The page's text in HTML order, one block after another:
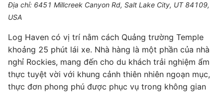
Địa chỉ: 6451 Millcreek Canyon Rd, Salt Lake City, UT 84109,
USA
Log Haven có vị trí nằm cách Quảng trường Temple
khoảng 25 phút lái xe. Nhà hàng là một phần của nhà
nghỉ Rockies, mang đến cho du khách trải nghiệm ẩm
thực tuyệt vời với khung cảnh thiên nhiên ngoạn mục,
thực đơn phong phú được phục vụ trong không gian